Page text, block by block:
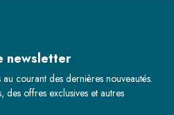
newsletter
courant des dernières nouveautés.
des offres exclusives et autres